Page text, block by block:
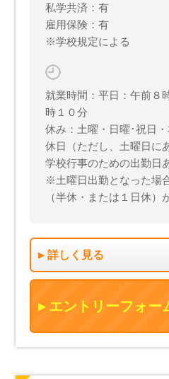
私学共済：有
雇用保険：有
※学校規定による
就業時間：平日：午前８
時１０分
休み：土曜・日曜･祝日
休日（ただし、土曜日に
学校行事のための出勤日
※土曜日出勤となった場
（半休・または１日休）
詳しく見る
エントリーフォー